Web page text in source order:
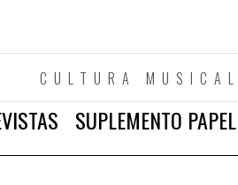
CULTURA
SUPLEMENTO PAPEL